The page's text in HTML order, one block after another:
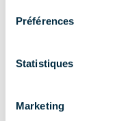
Préférences
Statistiques
Marketing
Lire la suite…